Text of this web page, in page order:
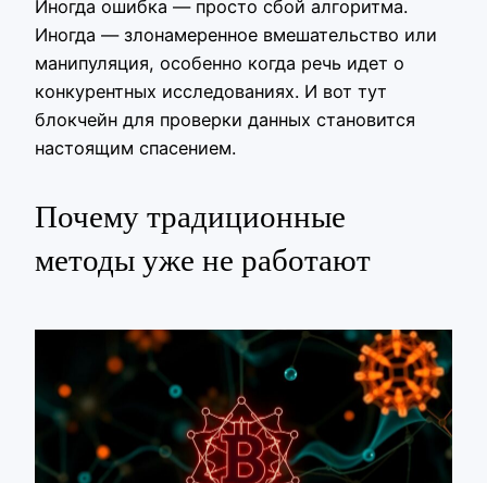
Иногда ошибка — просто сбой алгоритма.
Иногда — злонамеренное вмешательство или
манипуляция, особенно когда речь идет о
конкурентных исследованиях. И вот тут
блокчейн для проверки данных становится
настоящим спасением.
Почему традиционные
методы уже не работают